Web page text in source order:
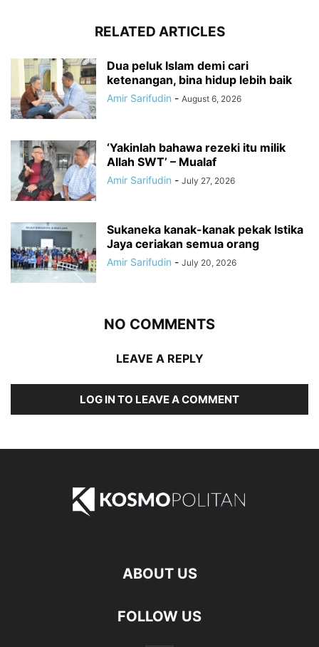
RELATED ARTICLES
Dua peluk Islam demi cari
ketenangan, bina hidup lebih baik
Amir Sarifudin - August 6, 2026
‘Yakinlah bahawa rezeki itu milik
Allah SWT’ – Mualaf
Amir Sarifudin - July 27, 2026
Sukaneka kanak-kanak pekak Istika
Jaya ceriakan semua orang
Amir Sarifudin - July 20, 2026
NO COMMENTS
LEAVE A REPLY
LOG IN TO LEAVE A COMMENT
ABOUT US
FOLLOW US